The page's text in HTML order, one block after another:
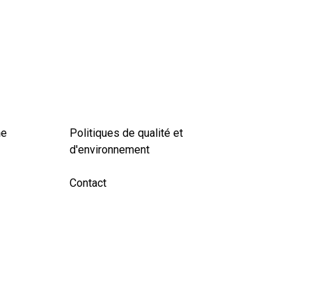
Politiques de qualité et
d'environnement
Contact